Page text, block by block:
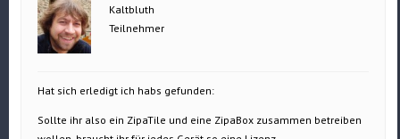
Kaltbluth
Teilnehmer
Hat sich erledigt ich habs gefunden:
Sollte ihr also ein ZipaTile und eine ZipaBox zusammen betreiben